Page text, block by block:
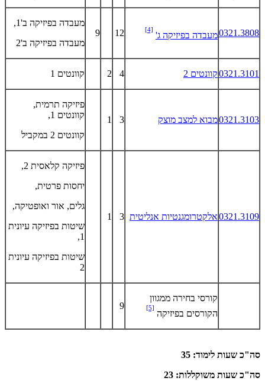
0321.3808מעבדה בפיזיקה ג'
[4]
12
9
מעבדה בפיזיקה ב'1,
מעבדה בפיזיקה ב'2
0321.3101קוונטים 2 4
2 קוונטים 1
0321.3103מבוא למצב מוצק 3
1
פיזיקה תרמית,
קוונטים 1,
קוונטים 2 במקביל
0321.3109אלקטרומגנטיות אנליטית 3
1
פיזיקה קלאסית 2,
יחסות פרטית,
גלים, אור ואופטיקה,
שיטות בפיזיקה עיונית
1,
שיטות בפיזיקה עיונית
2
קורסי בחירה ממגוון
הקורסים בפיזיקה
[5]
9
סה"כ שעות לימוד: 35
סה"כ שעות משוקללות: 23